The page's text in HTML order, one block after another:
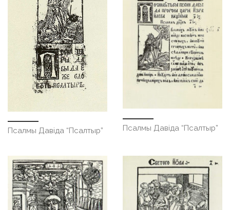
Псалмы Давіда “Псалтыр” Псалмы Давіда “Псалтыр”